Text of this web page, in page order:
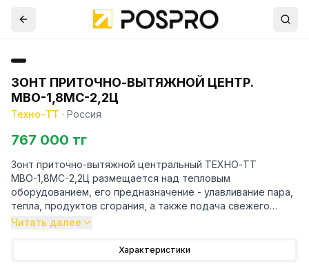
ЗОНТ ПРИТОЧНО-ВЫТЯЖНОЙ ЦЕНТР.
МВО-1,8МС-2,2Ц
Техно-ТТ · Россия
767 000 тг
Зонт приточно-вытяжной центральный ТЕХНО-ТТ
МВО-1,8МС-2,2Ц размещается над тепловым
оборудованием, его предназначение - улавливание пара,
тепла, продуктов сгорания, а также подача свежего
воздуха, что благоприятно сказывается на микроклимате
Читать далее
Характеристики